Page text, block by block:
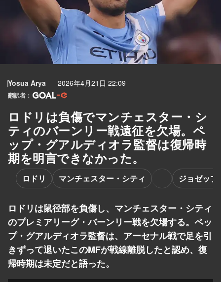
Yosua Arya 2026年4月21日 22:09
翻訳者：
ロドリは負傷でマンチェスター・シ
ティのバーンリー戦遠征を欠場。ペ
ップ・グアルディオラ監督は復帰時
期を明言できなかった。
ロドリ マンチェスター・シティ ジョゼッ
ロドリは鼠径部を負傷し、マンチェスター・シティ
のプレミアリーグ・バーンリー戦を欠場する。ペッ
プ・グアルディオラ監督は、アーセナル戦で足を引
きずって退いたこのMFが戦線離脱したと認め、復
帰時期は未定だと語った。